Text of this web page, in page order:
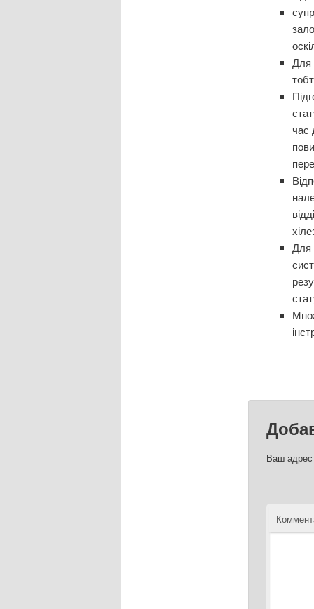
Для
час
Для
Ваш адрес